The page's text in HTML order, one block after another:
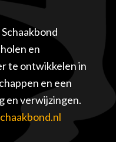
en
te ontwikkelen in
en een
en verwijzingen.